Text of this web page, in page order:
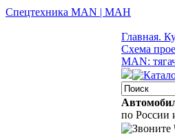
Спецтехника MAN | МАН
Главная.
Схема
MAN:
по России